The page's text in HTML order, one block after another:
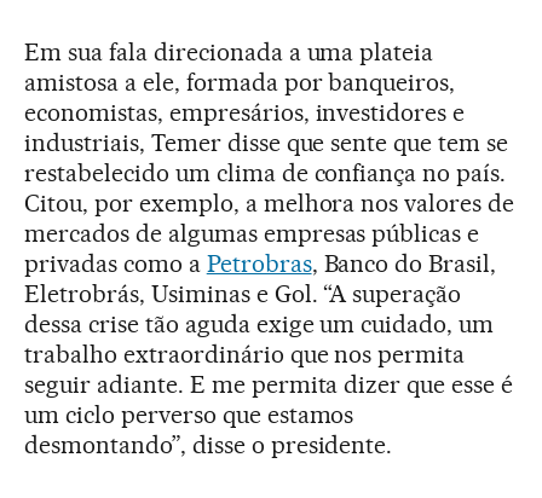
Em sua fala direcionada a uma plateia
amistosa a ele, formada por banqueiros,
economistas, empresários, investidores e
industriais, Temer disse que sente que tem se
restabelecido um clima de confiança no país.
Citou, por exemplo, a melhora nos valores de
mercados de algumas empresas públicas e
privadas como a Petrobras, Banco do Brasil,
Eletrobrás, Usiminas e Gol. “A superação
dessa crise tão aguda exige um cuidado, um
trabalho extraordinário que nos permita
seguir adiante. E me permita dizer que esse é
um ciclo perverso que estamos
desmontando”, disse o presidente.